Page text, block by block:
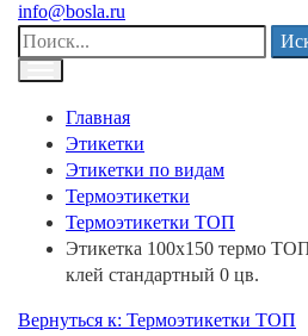
info@bosla.ru
Главная
Этикетки
Этикетки по видам
Термоэтикетки
Термоэтикетки ТОП
Этикетка 100х150 термо
клей стандартный 0 цв.
Вернуться к: Термоэтикетки ТОП